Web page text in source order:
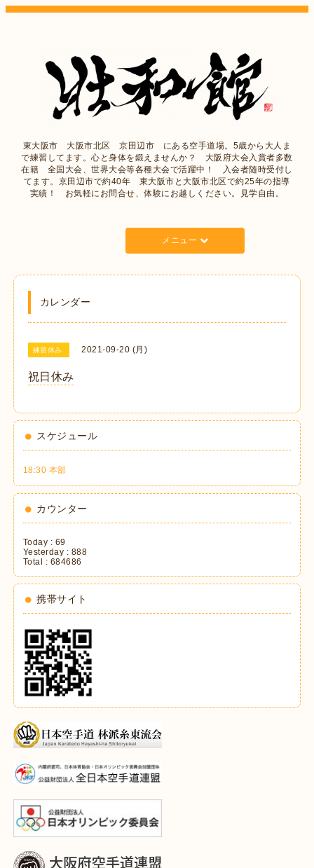
東大阪市 大阪市北区 京田辺市 にある空手道場。5歳から大人ま
で練習してます。心と身体を鍛えませんか？ 大阪府大会入賞者多数
在籍 全国大会、世界大会等各種大会で活躍中！ 入会者随時受付し
てます。京田辺市で約40年 東大阪市と大阪市北区で約25年の指導
実績！ お気軽にお問合せ、体験にお越しください。見学自由。
メニュー
カレンダー
練習休み 2021-09-20 (月)
祝日休み
スケジュール
18:30 本部
カウンター
Today : 69
Yesterday : 888
Total : 684686
携帯サイト